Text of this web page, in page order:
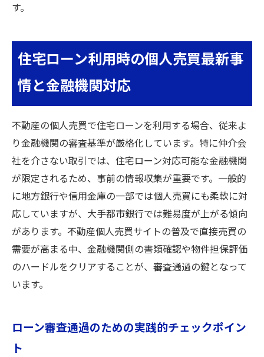
す。
住宅ローン利用時の個人売買最新事
情と金融機関対応
不動産の個人売買で住宅ローンを利用する場合、従来よ
り金融機関の審査基準が厳格化しています。特に仲介会
社を介さない取引では、住宅ローン対応可能な金融機関
が限定されるため、事前の情報収集が重要です。一般的
に地方銀行や信用金庫の一部では個人売買にも柔軟に対
応していますが、大手都市銀行では難易度が上がる傾向
があります。不動産個人売買サイトの普及で直接売買の
需要が高まる中、金融機関側の書類確認や物件担保評価
のハードルをクリアすることが、審査通過の鍵となって
います。
ローン審査通過のための実践的チェックポイン
ト